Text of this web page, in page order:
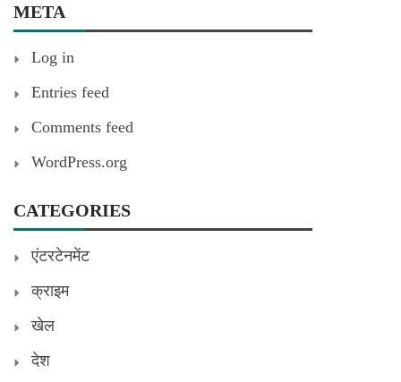
META
Log in
Entries feed
Comments feed
WordPress.org
CATEGORIES
एंटरटेनमेंट
क्राइम
खेल
देश